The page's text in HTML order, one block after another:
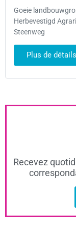
Goeie
Herbevestigd
Steenweg
Plus de détails
Recevez